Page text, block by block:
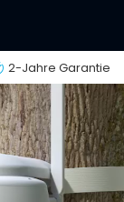
2-Jahre Garantie